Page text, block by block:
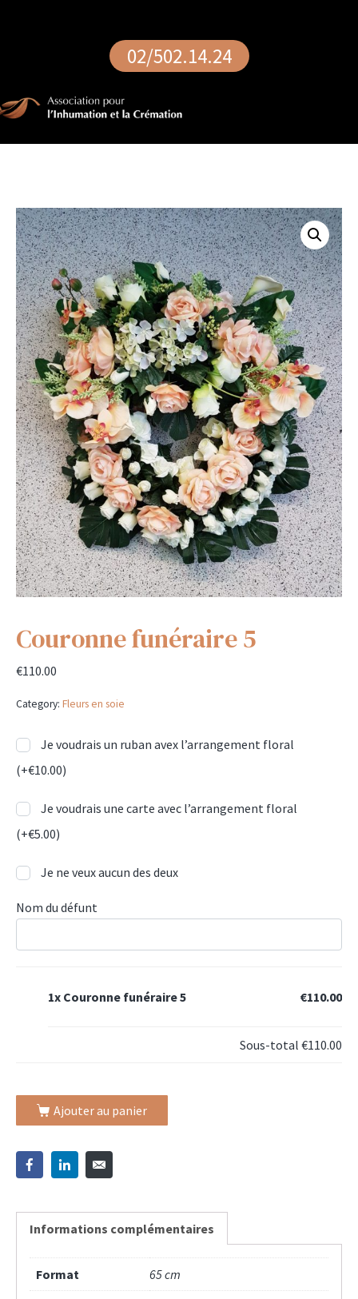
02/502.14.24
Couronne funéraire 5
€110.00
Category: Fleurs en soie
Je voudrais un ruban avex l’arrangement floral
(+€10.00)
Je voudrais une carte avec l’arrangement floral
(+€5.00)
Je ne veux aucun des deux
Nom du défunt
1x Couronne funéraire 5 €110.00
Sous-total €110.00
Ajouter au panier
Informations complémentaires
Format 65 cm